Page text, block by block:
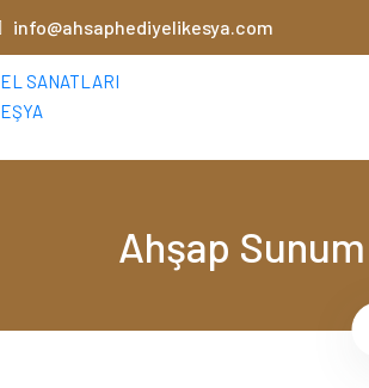
info@ahsaphediyelikesya.com
Ahşap